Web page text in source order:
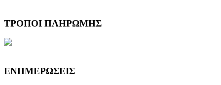
ΤΡΟΠΟΙ ΠΛΗΡΩΜΗΣ
ΕΝΗΜΕΡΩΣΕΙΣ